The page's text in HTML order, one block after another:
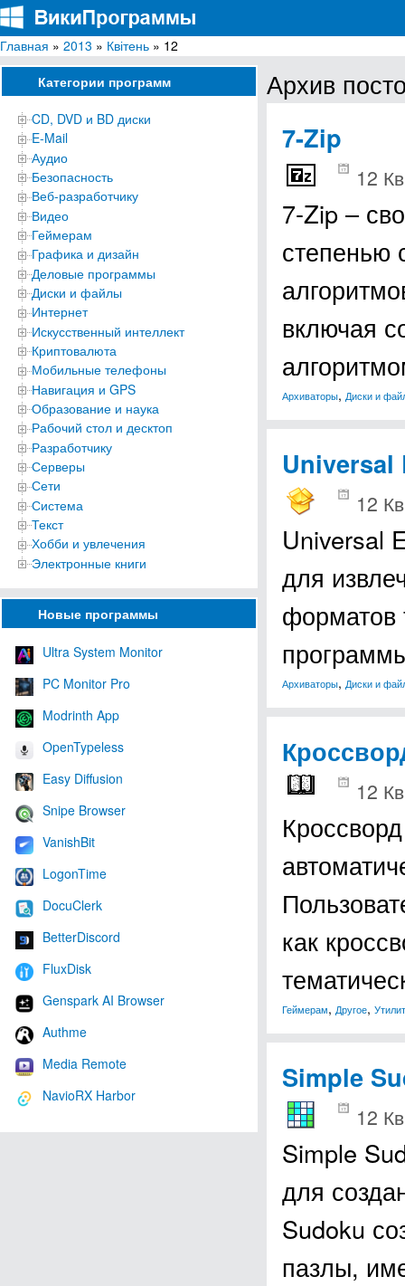
ВикиПрограммы
Энциклопедия бесплатных компьютерных программ для Windows
Главная » 2013 » Квітень » 12
Категории программ
CD, DVD и BD диски
E-Mail
Аудио
Безопасность
Веб-разработчику
Видео
Геймерам
Графика и дизайн
Деловые программы
Диски и файлы
Интернет
Искусственный интеллект
Криптовалюта
Мобильные телефоны
Навигация и GPS
Образование и наука
Рабочий стол и десктоп
Разработчику
Серверы
Сети
Система
Текст
Хобби и увлечения
Электронные книги
Новые программы
Ultra System Monitor
PC Monitor Pro
Modrinth App
OpenTypeless
Easy Diffusion
Snipe Browser
VanishBit
LogonTime
DocuClerk
BetterDiscord
FluxDisk
Genspark AI Browser
Authme
Media Remote
NavioRX Harbor
Архив
7-Zip
12
7-Zip –
степенью
включая
Архиваторы, Диски и
Universal
12
Universal
для
форматов
Архиваторы, Диски и
12
как
Геймерам, Другое,
Simple
12
Simple
для
Sudoku
пазлы,